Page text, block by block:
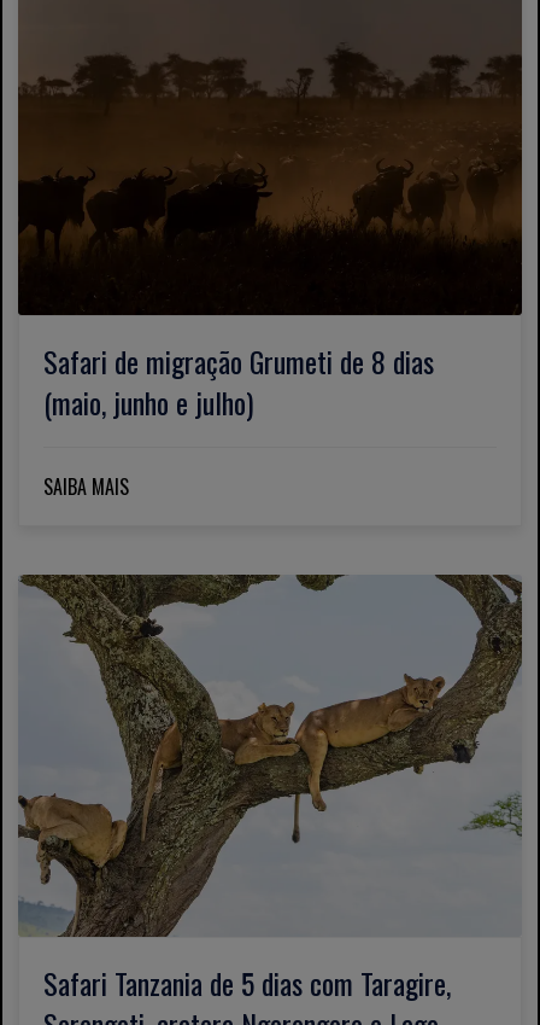
Safari de migração Grumeti de 8 dias
(maio, junho e julho)
SAIBA MAIS
Safari Tanzania de 5 dias com Taragire,